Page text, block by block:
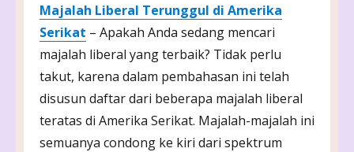
Majalah Liberal Terunggul di Amerika
Serikat – Apakah Anda sedang mencari
majalah liberal yang terbaik? Tidak perlu
takut, karena dalam pembahasan ini telah
disusun daftar dari beberapa majalah liberal
teratas di Amerika Serikat. Majalah-majalah ini
semuanya condong ke kiri dari spektrum